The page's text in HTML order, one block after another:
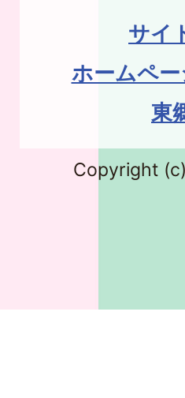
サイ
ホームペ
東
Copyright